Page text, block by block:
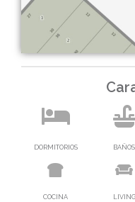
DORMITORIOS BAÑOS
COCINA LIVING